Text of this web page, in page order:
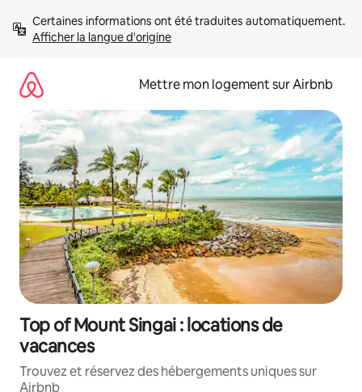
directement
Afficher la langue d'origine
Mettre mon logement sur Airbnb
Top of Mount Singai : locations de
vacances
Trouvez et réservez des hébergements uniques sur
Airbnb